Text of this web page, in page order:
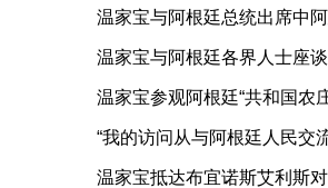
温家宝与阿根廷总统出席中
温家宝与阿根廷各界人士座谈
温家宝参观阿根廷“共和国农
“我的访问从与阿根廷人民交
温家宝抵达布宜诺斯艾利斯